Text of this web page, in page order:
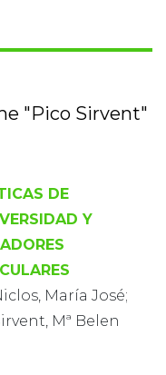
"Pico Sirvent"
DE
Y
María José;
Mª Belen